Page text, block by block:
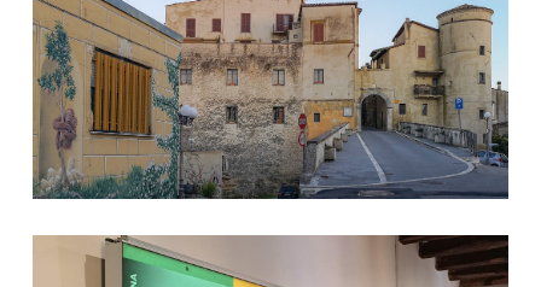
Comune di Torrita Tiberina